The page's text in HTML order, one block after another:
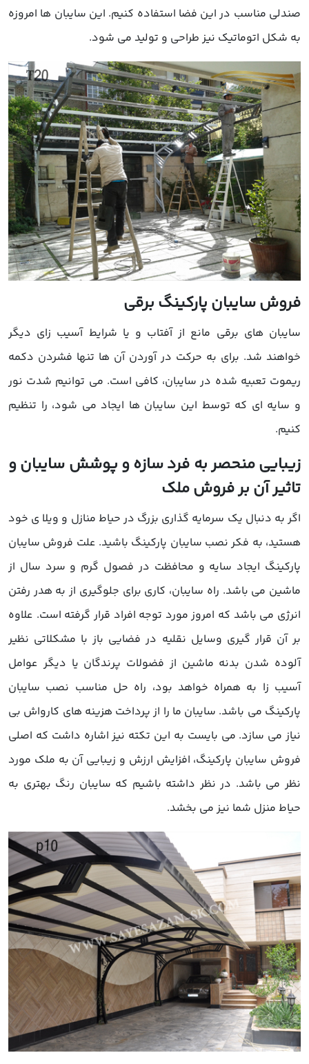
مناسب در این فضا استفاده کنیم. این سایبان ها امروزه
شکل اتوماتیک نیز طراحی و تولید می شود.
سایبان پارکینگ برقی
های برقی مانع از آفتاب و یا شرایط آسیب زای دیگر
شد. برای به حرکت در آوردن آن ها تنها فشردن دکمه
تعبیه شده در سایبان، کافی است. می توانیم شدت نور
سایه ای که توسط این سایبان ها ایجاد می شود، را تنظیم
منحصر به فرد سازه و پوشش سایبان و
آن بر فروش ملک
به دنبال یک سرمایه گذاری بزرگ در حیاط منازل و ویلا ی خود
به فکر نصب سایبان پارکینگ باشید. علت فروش سایبان
ایجاد سایه و محافظت در فصول گرم و سرد سال از
می باشد. راه سایبان، کاری برای جلوگیری از به هدر رفتن
می باشد که امروز مورد توجه افراد قرار گرفته است. علاوه
آن قرار گیری وسایل نقلیه در فضایی باز با مشکلاتی نظیر
شدن بدنه ماشین از فضولات پرندگان یا دیگر عوامل
زا به همراه خواهد بود، راه حل مناسب نصب سایبان
می باشد. سایبان ما را از پرداخت هزینه های کارواش بی
می سازد. می بایست به این تکته نیز اشاره داشت که اصلی
سایبان پارکینگ، افزایش ارزش و زیبایی آن به ملک مورد
می باشد. در نظر داشته باشیم که سایبان رنگ بهتری به
منزل شما نیز می بخشد.